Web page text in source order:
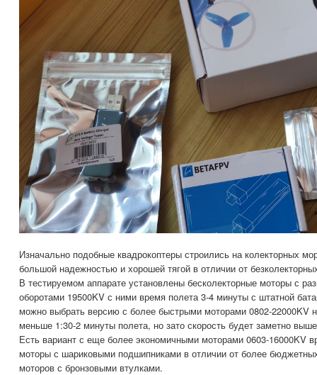
Изначально подобные квадрокоптеры строились на колекторных
большой надежностью и хорошей тягой в отличии от
В тестируемом аппарате установлены бесколекторные моторы с
оборотами 19500KV с ними время полета 3-4 минуты с штатной
можно выбрать версию с более быстрыми моторами 0802-22000KV
меньше 1:30-2 минуты полета, но зато скорость будет заметно
Есть вариант с еще более экономичными моторами 0603-16000KV
моторы с шариковыми подшипниками в отличии от более
моторов с бронзовыми втулками.